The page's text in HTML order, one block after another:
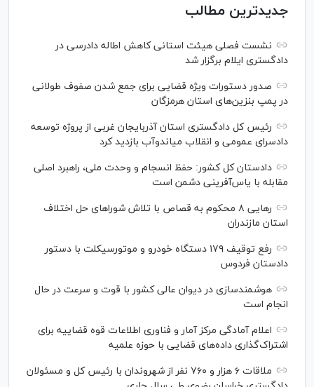
جدیدترین مطالب
نشست فصلی هیئت استانی کاهش اطاله دادرسی در
دادگستری ایلام برگزار شد
صدور دستورات ویژه قضایی برای جمع شدن صفوف طولانی
در پمپ بنزین‌های استان هرمزگان
رئیس کل دادگستری استان آذربایجان غربی از پروژه توسعه
دادسرای عمومی و انقلاب میاندوآب بازدید کرد
دادستان کل کشور: حفظ انسجام و وحدت ملی، راهبرد اصلی
مقابله با یاس‌آفرینی دشمن است
رهایی ۸ محکوم به قصاص با تلاش شورا‌های حل اختلاف
استان مازندران
رفع توقیف ۱۷۹ دستگاه خودرو و موتورسیکلت با دستور
دادستان فردوس
هوشمندسازی در دیوان عالی کشور با قوت و سرعت در حال
انجام است
اعلام آمادگی مرکز آمار و فناوری اطلاعات قوه قضاییه برای
اشتراک‌گذاری داده‌های قضایی با حوزه علمیه
ملاقات ۶ هزار و ۷۶۰ نفر از شهروندان با رئیس کل و مسئولان